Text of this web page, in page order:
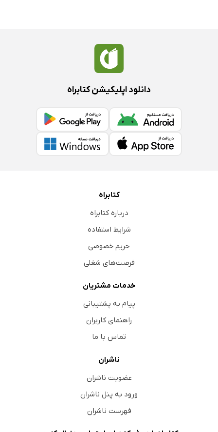
دانلود اپلیکیشن کتابراه
کتابراه
درباره کتابراه
شرایط استفاده
حریم خصوصی
فرصت‌های شغلی
خدمات مشتریان
پیام به پشتیبانی
راهنمای کاربران
تماس با ما
ناشران
عضویت ناشران
ورود به پنل ناشران
فهرست ناشران